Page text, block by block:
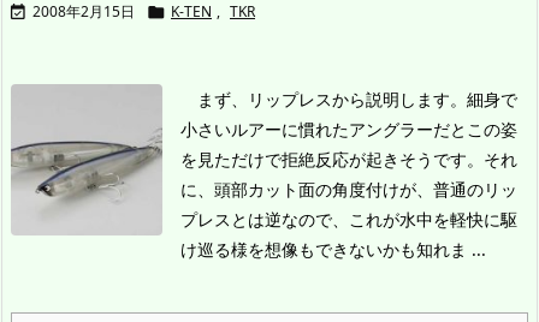
 2008年2月15日  K-TEN , TKR
まず、リップレスから説明します。細身で
小さいルアーに慣れたアングラーだとこの姿
を見ただけで拒絶反応が起きそうです。それ
に、頭部カット面の角度付けが、普通のリッ
プレスとは逆なので、これが水中を軽快に駆
け巡る様を想像もできないかも知れま ...